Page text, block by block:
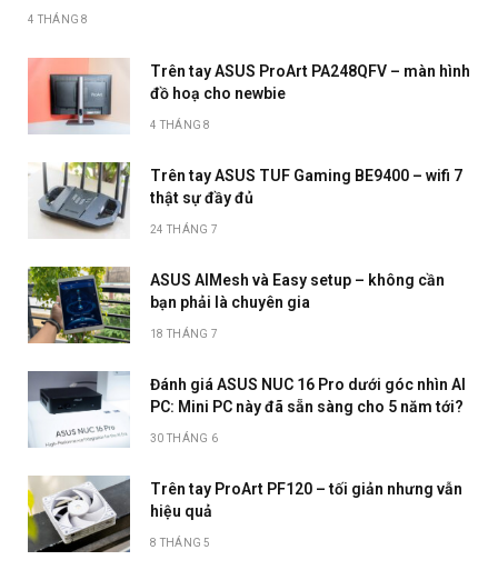
4 THÁNG 8
Trên tay ASUS ProArt PA248QFV – màn hình
đồ hoạ cho newbie
4 THÁNG 8
Trên tay ASUS TUF Gaming BE9400 – wifi 7
thật sự đầy đủ
24 THÁNG 7
ASUS AIMesh và Easy setup – không cần
bạn phải là chuyên gia
18 THÁNG 7
Đánh giá ASUS NUC 16 Pro dưới góc nhìn AI
PC: Mini PC này đã sẵn sàng cho 5 năm tới?
30 THÁNG 6
Trên tay ProArt PF120 – tối giản nhưng vẫn
hiệu quả
8 THÁNG 5